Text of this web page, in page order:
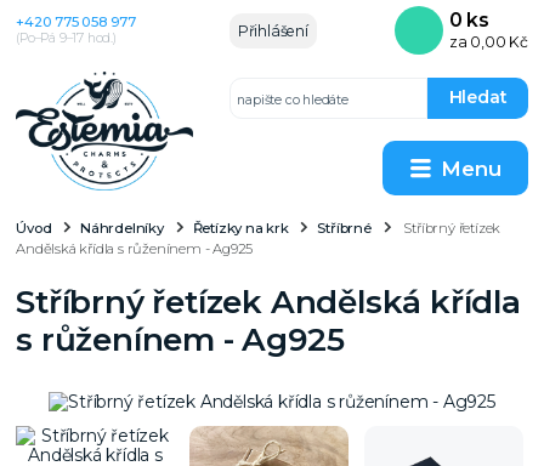
Menu
Přihlášení
Hledat
+420 775 058 977
(Po–Pá 9–17 hod.)
0 ks
za 0,00 Kč
Úvod Náhrdelníky Řetízky na krk Stříbrné
Stříbrný řetízek
Andělská křídla s růženínem - Ag925
Stříbrný řetízek Andělská křídla
s růženínem - Ag925